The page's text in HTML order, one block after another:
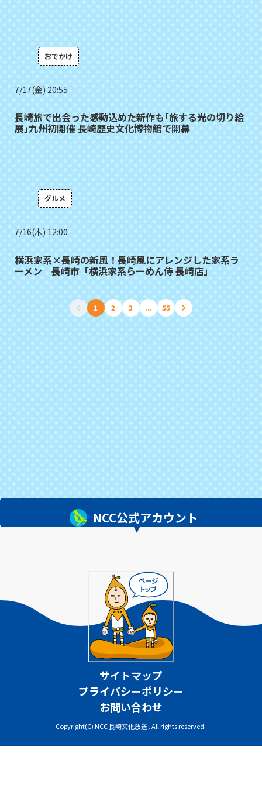
おでかけ
7/17(金) 20:55
長崎旅で出会った感動込めた新作も｢旅する光の切り絵
展｣九州初開催 長崎歴史文化博物館で開幕
グルメ
7/16(木) 12:00
横浜家系×長崎の新風！長崎風にアレンジした家系ラ
ーメン 長崎市「横浜家系らーめん侍 長崎店」
1 2 3 ... 55
NCC公式アカウント
サイトマップ
プライバシーポリシー
お問い合わせ
Copyright(C) NCC 長崎文化放送 . All rights reserved.